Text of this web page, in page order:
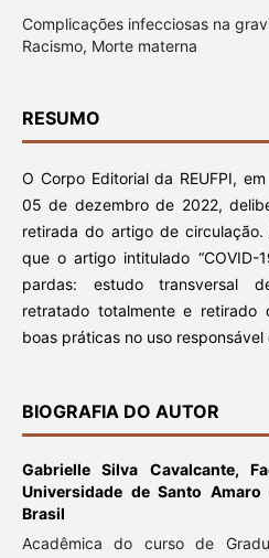
Complicações infecciosas na
Racismo, Morte materna
RESUMO
O Corpo Editorial da REUFPI,
05 de dezembro de 2022,
retirada do artigo de circulação.
que o artigo intitulado
pardas: estudo transversal
retratado totalmente e
boas práticas no uso responsável
BIOGRAFIA DO AUTOR
Gabrielle Silva Cavalcante,
Universidade de Santo
Brasil
Acadêmica do curso de